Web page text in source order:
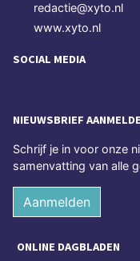
redactie@xyto.nl
www.xyto.nl
SOCIAL MEDIA
NIEUWSBRIEF
Schrijf je in voor onze
samenvatting van alle
Aanmelden
ONLINE DAGBLADEN